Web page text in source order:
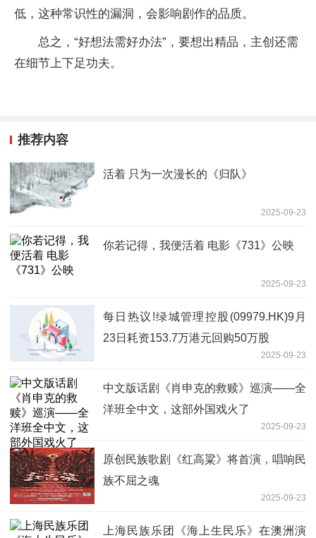
低，这种常识性的漏洞，会影响剧作的品质。
总之，“好想法需好办法”，要想出精品，主创还需
在细节上下足功夫。
推荐内容
活着 只为一次漫长的《归队》
2025-09-23
你若记得，我便活着 电影《731》公映
2025-09-23
每日热议!绿城管理控股(09979.HK)9月
23日耗资153.7万港元回购50万股
2025-09-23
中文版话剧《肖申克的救赎》巡演——全
洋班全中文，这部外国戏火了
2025-09-23
原创民族歌剧《红高粱》将首演，唱响民
族不屈之魂
2025-09-23
上海民族乐团《海上生民乐》在澳洲演